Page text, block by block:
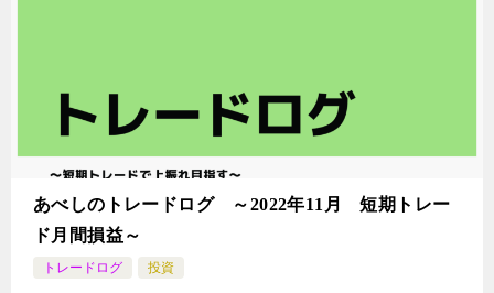
あべしのトレードログ ～2022年11月 短期トレー
ド月間損益～
トレードログ 投資